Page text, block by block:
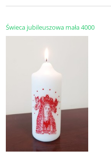
Świeca jubileuszowa mała 4000